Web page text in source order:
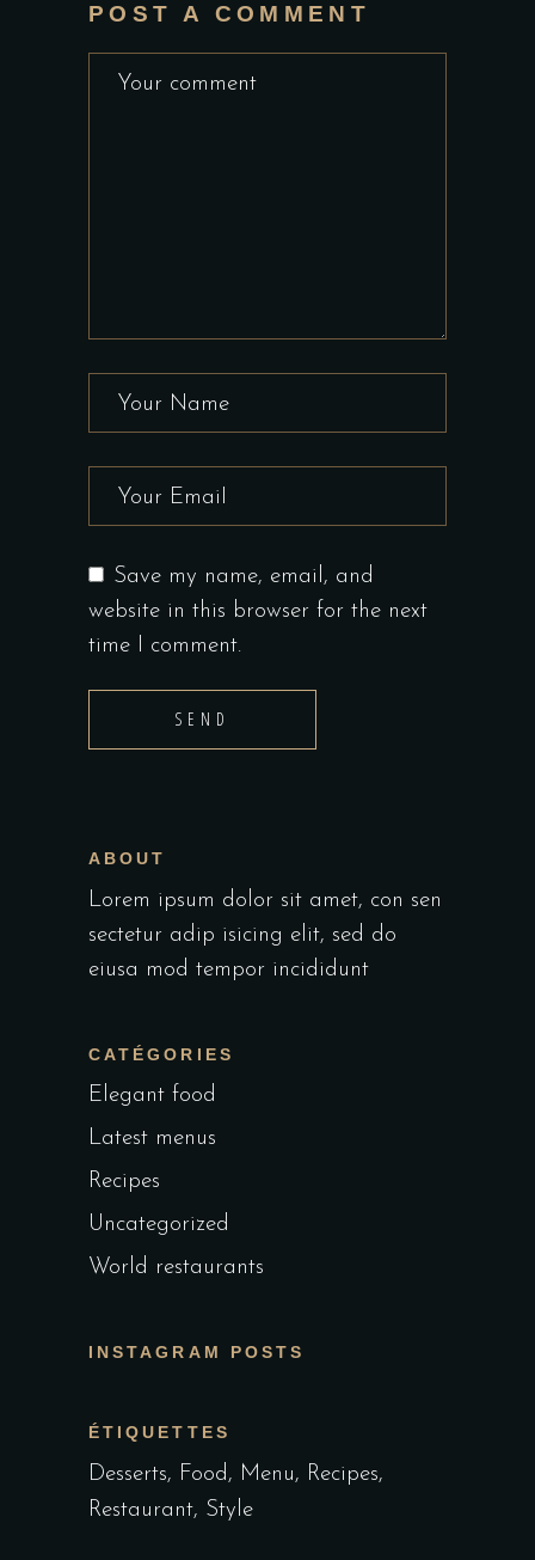
POST A COMMENT
Save my name, email, and
website in this browser for the next
time I comment.
SEND
ABOUT
Lorem ipsum dolor sit amet, con sen
sectetur adip isicing elit, sed do
eiusa mod tempor incididunt
CATÉGORIES
Elegant food
Latest menus
Recipes
Uncategorized
World restaurants
INSTAGRAM POSTS
ÉTIQUETTES
Desserts Food Menu
Recipes
Restaurant Style